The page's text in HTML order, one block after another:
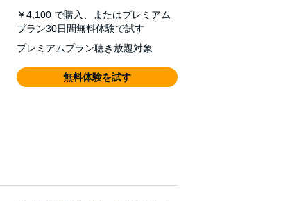
￥4,100 で購入、またはプレミアム
プラン30日間無料体験で試す
プレミアムプラン聴き放題対象
無料体験を試す